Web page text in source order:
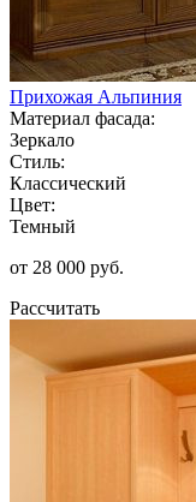
Прихожая Альпиния
Материал фасада:
Зеркало
Стиль:
Классический
Цвет:
Темный
от 28 000 руб.
Рассчитать